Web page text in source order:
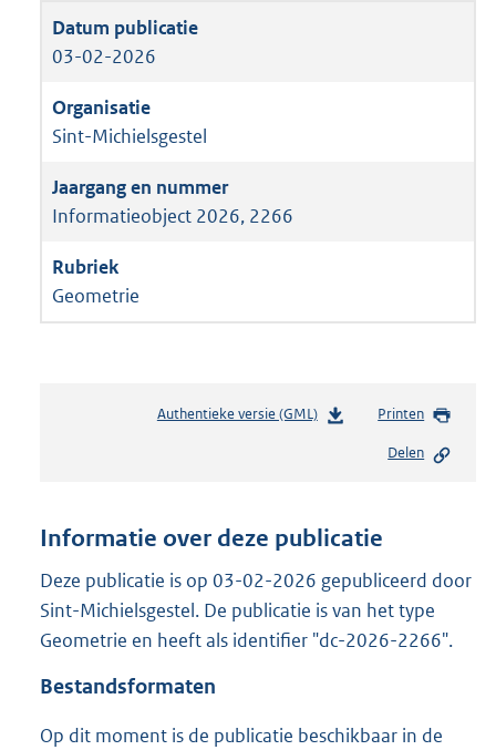
03-02-2026
Sint-Michielsgestel
Informatieobject 2026, 2266
Geometrie
Authentieke versie (GML)b
n
s
g
r
o
e
Printen
Delen
Informatie over deze publicatie
Deze publicatie is op 03-02-2026 gepubliceerd door
Sint-Michielsgestel. De publicatie is van het type
Geometrie en heeft als identifier "dc-2026-2266".
Bestandsformaten
Op dit moment is de publicatie beschikbaar in de